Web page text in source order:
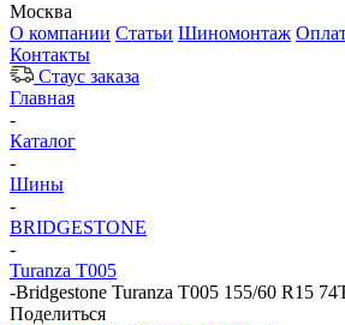
Москва
О компании Статьи Шиномонтаж
Контакты
Стаус заказа
Главная
-
Каталог
-
Шины
-
BRIDGESTONE
-
Turanza T005
-Bridgestone Turanza T005 155/60 R15
Поделиться